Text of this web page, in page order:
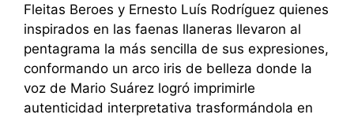
Fleitas Beroes y Ernesto Luís Rodríguez quienes
inspirados en las faenas llaneras llevaron al
pentagrama la más sencilla de sus expresiones,
conformando un arco iris de belleza donde la
voz de Mario Suárez logró imprimirle
autenticidad interpretativa trasformándola en